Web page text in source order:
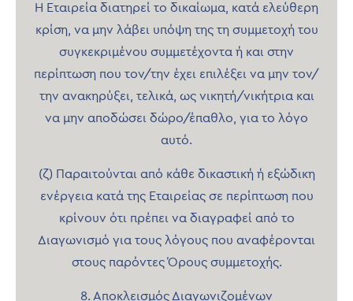
Η Εταιρεία διατηρεί το δικαίωμα, κατά ελεύθερη
κρίση, να μην λάβει υπόψη της τη συμμετοχή του
συγκεκριμένου συμμετέχοντα ή και στην
περίπτωση που τον/την έχει επιλέξει να μην τον/
την ανακηρύξει, τελικά, ως νικητή/νικήτρια και
να μην αποδώσει δώρο/έπαθλο, για το λόγο
αυτό.
(ζ) Παραιτούνται από κάθε δικαστική ή εξώδικη
ενέργεια κατά της Εταιρείας σε περίπτωση που
κρίνουν ότι πρέπει να διαγραφεί από το
Διαγωνισμό για τους λόγους που αναφέρονται
στους παρόντες Όρους συμμετοχής.
8. Αποκλεισμός Διαγωνιζομένων